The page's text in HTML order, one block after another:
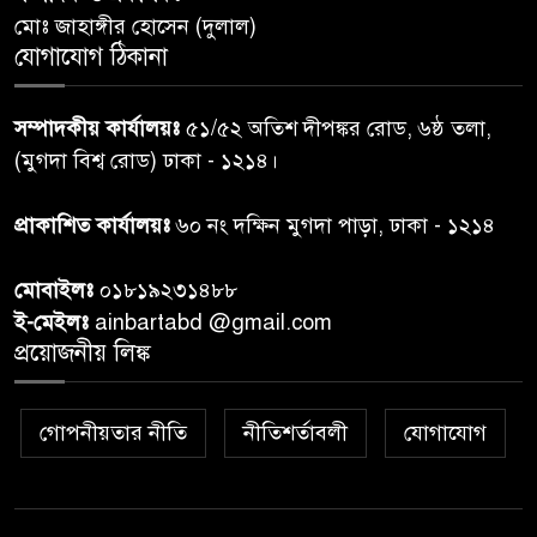
ঝড়বৃষ্টির পূর্বাভাস
৬
অনুশ্রীর, মিলল হারমোনিয়াম
উপহার
৭
২০ আগস্ট রাষ্ট্রপতি নির্বাচন,
বান্দরবান বিজিবি সেক্টর সদর দপ্তর
৯
বান্দরবানের লংলেই পাড়ায়
মোঃ জাহাঙ্গীর হোসেন (দুলাল)
যোগাযোগ ঠিকানা
সম্পাদকীয় কার্যালয়ঃ ৫১/৫২ অতিশ দীপঙ্কর রোড, ৬ষ্ঠ তলা,
(মুগদা বিশ্ব রোড) ঢাকা - ১২১৪।
প্রাকাশিত কার্যালয়ঃ৬০ নং দক্ষিন মুগদা পাড়া, ঢাকা - ১২১৪
মোবাইলঃ ০১৮১৯২৩১৪৮৮
ই-মেইলঃ ainbartabd @gmail.com
প্রয়োজনীয় লিঙ্ক
গোপনীয়তার নীতি নীতিশর্তাবলী যোগাযোগ